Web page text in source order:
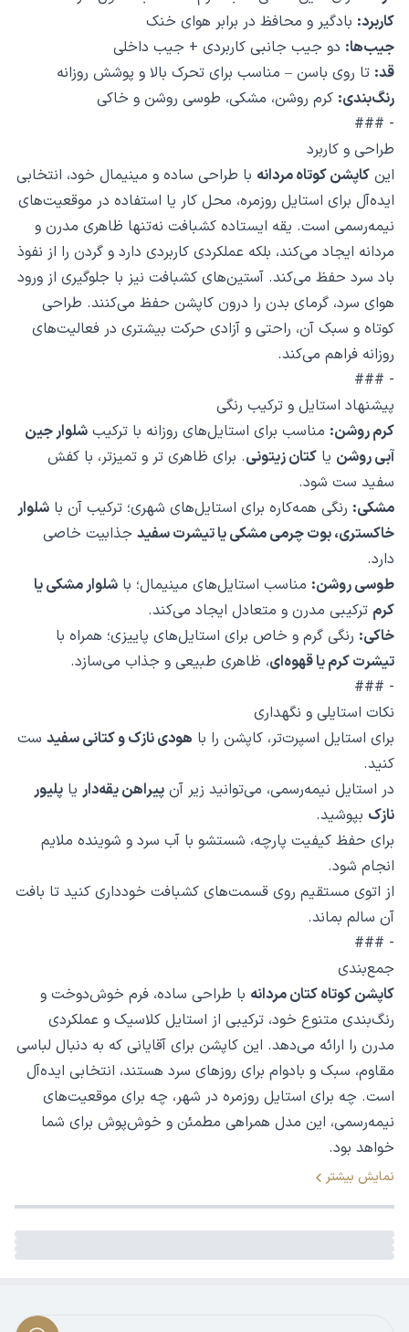
کاربرد: بادگیر و محافظ در برابر هوای خنک
جیب‌ها: دو جیب جانبی کاربردی + جیب داخلی
قد: تا روی باسن – مناسب برای تحرک بالا و پوشش روزانه
رنگ‌بندی: کرم روشن، مشکی، طوسی روشن و خاکی
- ###
طراحی و کاربرد
این کاپشن کوتاه مردانه با طراحی ساده و مینیمال خود، انتخابی
ایده‌آل برای استایل روزمره، محل کار یا استفاده در موقعیت‌های
نیمه‌رسمی است. یقه ایستاده کشبافت نه‌تنها ظاهری مدرن و
مردانه ایجاد می‌کند، بلکه عملکردی کاربردی دارد و گردن را از نفوذ
باد سرد حفظ می‌کند. آستین‌های کشبافت نیز با جلوگیری از ورود
هوای سرد، گرمای بدن را درون کاپشن حفظ می‌کنند. طراحی
کوتاه و سبک آن، راحتی و آزادی حرکت بیشتری در فعالیت‌های
روزانه فراهم می‌کند.
- ###
پیشنهاد استایل و ترکیب رنگی
کرم روشن: مناسب برای استایل‌های روزانه با ترکیب شلوار جین
آبی روشن یا کتان زیتونی. برای ظاهری تر و تمیزتر، با کفش
سفید ست شود.
مشکی: رنگی همه‌کاره برای استایل‌های شهری؛ ترکیب آن با شلوار
خاکستری، بوت چرمی مشکی یا تیشرت سفید جذابیت خاصی
دارد.
طوسی روشن: مناسب استایل‌های مینیمال؛ با شلوار مشکی یا
کرم ترکیبی مدرن و متعادل ایجاد می‌کند.
خاکی: رنگی گرم و خاص برای استایل‌های پاییزی؛ همراه با
تیشرت کرم یا قهوه‌ای، ظاهری طبیعی و جذاب می‌سازد.
- ###
نکات استایلی و نگهداری
برای استایل اسپرت‌تر، کاپشن را با هودی نازک و کتانی سفید ست
کنید.
در استایل نیمه‌رسمی، می‌توانید زیر آن پیراهن یقه‌دار یا پلیور
نازک بپوشید.
برای حفظ کیفیت پارچه، شستشو با آب سرد و شوینده ملایم
انجام شود.
از اتوی مستقیم روی قسمت‌های کشبافت خودداری کنید تا بافت
آن سالم بماند.
- ###
جمع‌بندی
کاپشن کوتاه کتان مردانه با طراحی ساده، فرم خوش‌دوخت و
رنگ‌بندی متنوع خود، ترکیبی از استایل کلاسیک و عملکردی
مدرن را ارائه می‌دهد. این کاپشن برای آقایانی که به دنبال لباسی
مقاوم، سبک و بادوام برای روزهای سرد هستند، انتخابی ایده‌آل
است. چه برای استایل روزمره در شهر، چه برای موقعیت‌های
نیمه‌رسمی، این مدل همراهی مطمئن و خوش‌پوش برای شما
خواهد بود.
نمایش بیشتر